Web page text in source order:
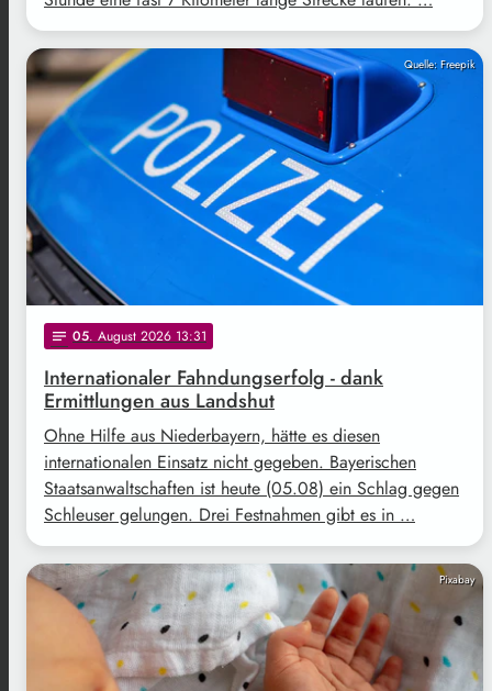
Quelle: Freepik
notes 05. August 2026 13:31
Internationaler Fahndungserfolg - dank
Ermittlungen aus Landshut
Ohne Hilfe aus Niederbayern, hätte es diesen
internationalen Einsatz nicht gegeben. Bayerischen
Staatsanwaltschaften ist heute (05.08) ein Schlag gegen
Schleuser gelungen. Drei Festnahmen gibt es in …
Pixabay